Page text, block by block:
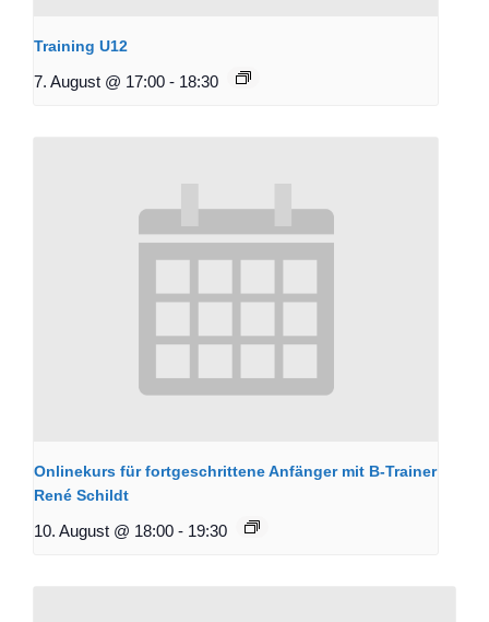
Training U12
7. August @ 17:00 - 18:30
Onlinekurs für fortgeschrittene Anfänger mit B-Trainer
René Schildt
10. August @ 18:00 - 19:30